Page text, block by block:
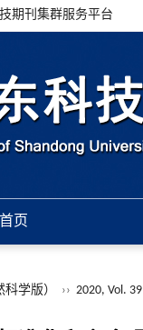
期刊集群服务平台
首页
学版） ›› 2020, Vol. 39